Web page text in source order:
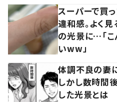
スーパーで買
違和感。よく見
の光景に…「こ
いww」
体調不良の妻
しかし数時間
した光景とは